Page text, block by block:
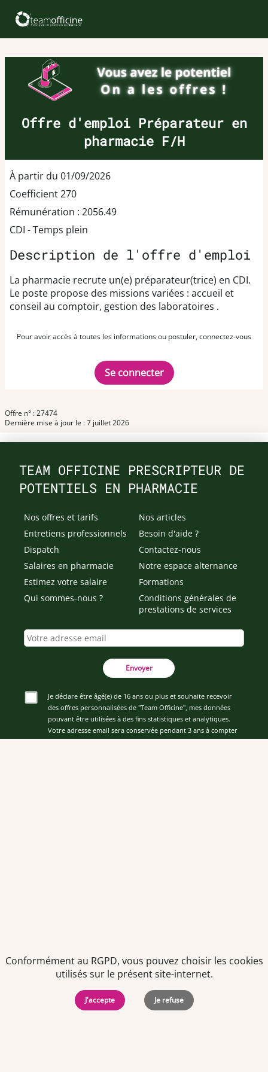
Offre d'emploi Préparateur en
pharmacie F/H
À partir du 01/09/2026
Coefficient 270
Rémunération : 2056.49
CDI - Temps plein
Description de l'offre d'emploi
La pharmacie recrute un(e) préparateur(trice) en CDI.
Le poste propose des missions variées : accueil et
conseil au comptoir, gestion des laboratoires .
Pour avoir accès à toutes les informations ou postuler, connectez-vous
Se connecter
Offre n° : 27474
Dernière mise à jour le : 7 juillet 2026
TEAM OFFICINE PRESCRIPTEUR DE
POTENTIELS EN PHARMACIE
Nos offres et tarifs
Entretiens professionnels
Dispatch
Salaires en pharmacie
Estimez votre salaire
Qui sommes-nous ?
Nos articles
Besoin d'aide ?
Contactez-nous
Notre espace alternance
Formations
Conditions générales de
prestations de services
Envoyer
Je déclare être âgé(e) de 16 ans ou plus et souhaite recevoir
des offres personnalisées de "Team Officine", mes données
pouvant être utilisées à des fins statistiques et analytiques.
Votre adresse email sera conservée pendant 3 ans à compter
de votre dernier contact. Vous pouvez retirer votre
personnelles
réservés.
Conformément au RGPD, vous pouvez choisir les cookies
utilisés sur le présent site-internet.
J'accepte Je refuse